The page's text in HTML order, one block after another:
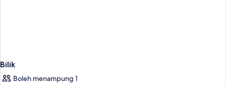
Bilik
Boleh menampung 1